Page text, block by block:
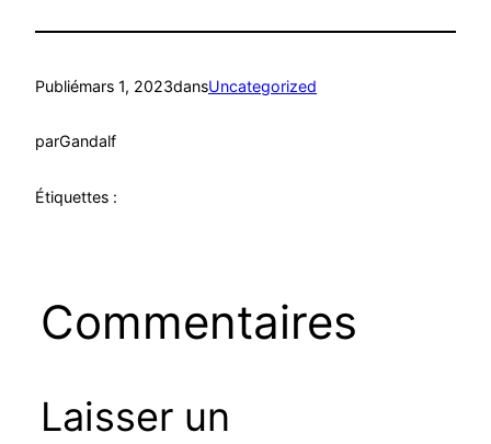
Publiémars 1, 2023dansUncategorized
parGandalf
Étiquettes :
Commentaires
Laisser un